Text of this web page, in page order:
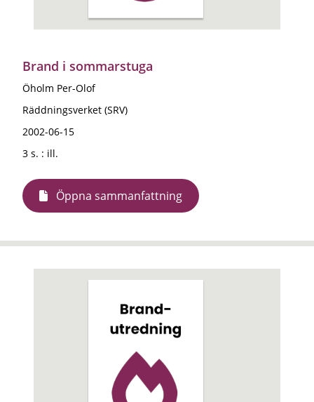
Brand i sommarstuga
Öholm Per-Olof
Räddningsverket (SRV)
2002-06-15
3 s. : ill.
Öppna sammanfattning